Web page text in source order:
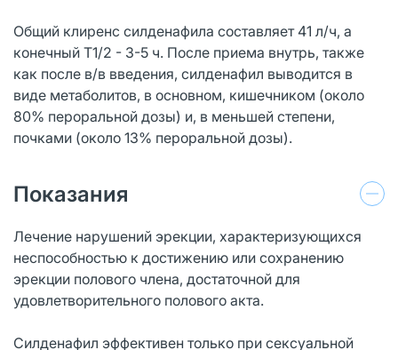
Общий клиренс силденафила составляет 41 л/ч, а
конечный Т1/2 - 3-5 ч. После приема внутрь, также
как после в/в введения, силденафил выводится в
виде метаболитов, в основном, кишечником (около
80% пероральной дозы) и, в меньшей степени,
почками (около 13% пероральной дозы).
Показания
Лечение нарушений эрекции, характеризующихся
неспособностью к достижению или сохранению
эрекции полового члена, достаточной для
удовлетворительного полового акта.
Силденафил эффективен только при сексуальной